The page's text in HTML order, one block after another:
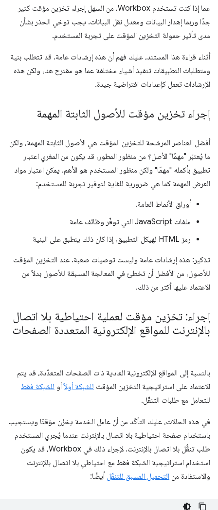
عما إذا كنت تستخدم Workbox، من السهل إجراء تخزين مؤقت كثير
جدًا وربما إهدار البيانات ومعدل نقل البيانات. يجب توخي الحذر بشأن
مدى تأثير حمولة التخزين المؤقت على تجربة المستخدم.
أثناء قراءة هذا المستند، عليك فهم أن هذه إرشادات عامة. قد تتطلب بنية
ومتطلبات التطبيقات تنفيذ أشياء مختلفة عما هو مقترح هنا، ولكن هذه
الإرشادات تعمل كإعدادات افتراضية جيدة.
إجراء تخزين مؤقت للأصول الثابتة المهمة
أفضل العناصر المرشحة للتخزين المؤقت هي الأصول الثابتة المهمة، ولكن
ما يُعتبَر "مهمًا" الأصل؟ من منظور المطور، قد يكون من المغري اعتبار
تطبيق بأكمله "مهمًا" ولكن منظور المستخدم هو الأهم. يمكن اعتبار مواد
العرض المهمة كما هي ضرورية للغاية لتوفير تجربة للمستخدم:
أوراق الأنماط العامة.
ملفات JavaScript التي توفّر وظائف عامة
رمز HTML لهيكل التطبيق، إذا كان ذلك ينطبق على البنية
تذكير: هذه إرشادات عامة وليست توصيات صعبة. عند التخزين المؤقت
للأصول، من الأفضل أن تخطئ في المعالجة المسبقة للأصول بدلاً من
الاعتماد عليها أكثر من ذلك.
إجراء: تخزين مؤقت لعملية احتياطية بلا اتصال
بالإنترنت للمواقع الإلكترونية المتعددة الصفحات
بالنسبة إلى المواقع الإلكترونية العادية ذات الصفحات المتعدّدة، قد يتم
الاعتماد على استراتيجية التخزين المؤقت للشبكة أولاًأو للشبكة فقط
للتعامل مع طلبات التنقّل.
في هذه الحالات، عليك التأكّد من أنّ عامل الخدمة يخزّن مؤقتًا ويستجيب
باستخدام صفحة احتياطية بلا اتصال بالإنترنت عندما يُجري المستخدم
طلب تنقُّل بلا اتصال بالإنترنت. لإجراء ذلك في Workbox، قد يكون
استخدام استراتيجية الشبكة فقط مع احتياطي بلا اتصال بالإنترنت
والاستفادة من التحميل المسبق للتنقّل أيضًا: